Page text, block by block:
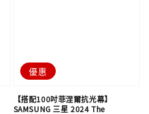
優惠
【搭配100吋菲涅爾抗光幕】
SAMSUNG 三星 2024 The